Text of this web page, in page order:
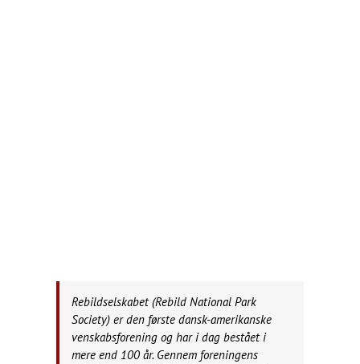
Rebildselskabet (Rebild National Park
Society) er den første dansk-amerikanske
venskabsforening og har i dag bestået i
mere end 100 år. Gennem foreningens